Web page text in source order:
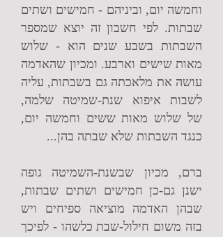
וחמשה יום, וביניהם - חמישים ושתים
שבתות. לפי חשבון זה יוצא שמספר
השבתות בשבע שנים הוא - שלוש
מאות שישים וארבע. ומכיון שהאדמה
עושה את מלאכתה גם בשבתות, עליה
לשבות איפוא שנת-שמיטה שלמה,
של שלוש מאות ששים וחמשה יום,
כנגד השבתות שלא שבתה בהן...
ברם, מכיון שבשנת-השמיטה גופה
ישנן גם-כן חמישים ושתים שבתות,
שבהן האדמה מוציאה ספיחים ויש
בזה משום חילול-שבת כלשהו - לפיכך